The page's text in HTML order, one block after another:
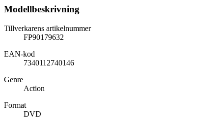
Modellbeskrivning
Tillverkarens artikelnummer
FP90179632
EAN-kod
7340112740146
Genre
Action
Format
DVD